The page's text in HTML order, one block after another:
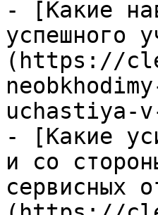
- [Какие
успешного
(https://
uchastiya-
- [Какие
и со
сервисных